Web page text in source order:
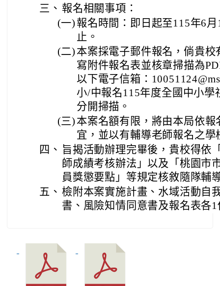
三、 報名相關事項：
(一) 報名時間：即日起至115年6
止。
(二) 本案採電子郵件報名，倘貴
寫附件報名表並核章掃描為
以下電子信箱：
小/中報名115年度全國中小
分開掃描。
(三) 本案名額有限，將由本局依
宜，並以有輔導老師報名之學
四、 旨揭活動辦理完畢後，貴校得依
師成績考核辦法」以及「桃園市
員獎懲要點」等規定核敘隨隊輔
五、 檢附本案實施計畫、水域活動自
書、風險知情同意書及報名表各